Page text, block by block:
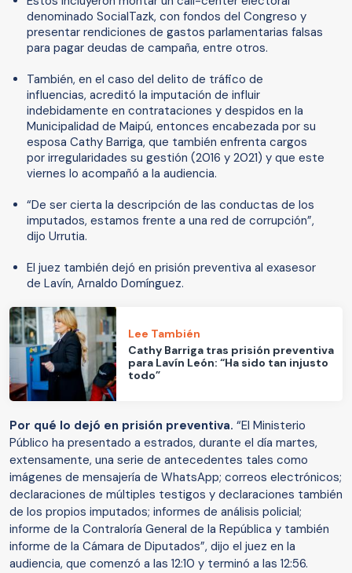
denominado SocialTazk, con fondos del Congreso y
presentar rendiciones de gastos parlamentarias falsas
para pagar deudas de campaña, entre otros.
También, en el caso del delito de tráfico de
influencias, acreditó la imputación de influir
indebidamente en contrataciones y despidos en la
Municipalidad de Maipú, entonces encabezada por su
esposa Cathy Barriga, que también enfrenta cargos
por irregularidades su gestión (2016 y 2021) y que este
viernes lo acompañó a la audiencia.
“De ser cierta la descripción de las conductas de los
imputados, estamos frente a una red de corrupción”,
dijo Urrutia.
El juez también dejó en prisión preventiva al exasesor
de Lavín, Arnaldo Domínguez.
Lee También
Cathy Barriga tras prisión preventiva
para Lavín León: “Ha sido tan injusto
todo”
Por qué lo dejó en prisión preventiva. “El Ministerio
Público ha presentado a estrados, durante el día martes,
extensamente, una serie de antecedentes tales como
imágenes de mensajería de WhatsApp; correos electrónicos;
declaraciones de múltiples testigos y declaraciones también
de los propios imputados; informes de análisis policial;
informe de la Contraloría General de la República y también
informe de la Cámara de Diputados”, dijo el juez en la
audiencia, que comenzó a las 12:10 y terminó a las 12:56.